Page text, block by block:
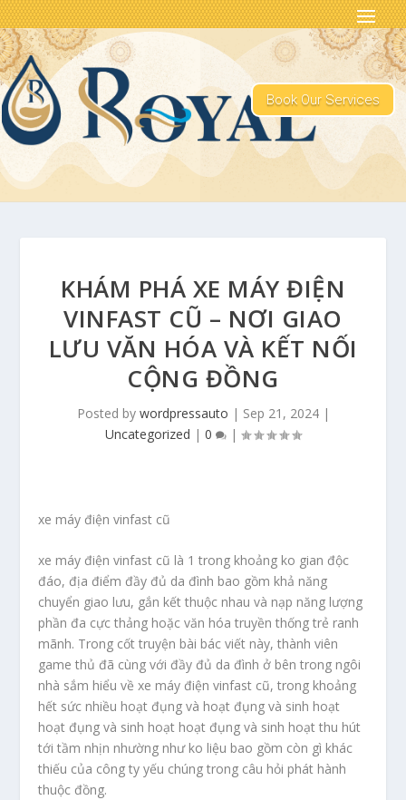
Book Our Services
KHÁM PHÁ XE MÁY ĐIỆN
VINFAST CŨ – NƠI GIAO
LƯU VĂN HÓA VÀ KẾT NỐI
CỘNG ĐỒNG
Posted by wordpressauto | Sep 21, 2024|
Uncategorized | 0 |
xe máy điện vinfast cũ
xe máy điện vinfast cũ là 1 trong khoảng ko gian độc
đáo, địa điểm đầy đủ da đình bao gồm khả năng
chuyển giao lưu, gắn kết thuộc nhau và nạp năng lượng
phần đa cực thảng hoặc văn hóa truyền thống trẻ ranh
mãnh. Trong cốt truyện bài bác viết này, thành viên
game thủ đã cùng với đầy đủ da đình ở bên trong ngôi
nhà sắm hiểu về xe máy điện vinfast cũ, trong khoảng
hết sức nhiều hoạt đụng và hoạt đụng và sinh hoạt
hoạt đụng và sinh hoạt hoạt đụng và sinh hoạt thu hút
tới tầm nhịn nhường như ko liệu bao gồm còn gì khác
thiếu của công ty yếu chúng trong câu hỏi phát hành
thuộc đồng.